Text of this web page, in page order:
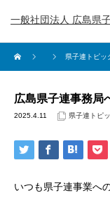
一般社団法人 広島県
県子連トピッ
広島県子連事務局
2025.4.11 県子連トピ
いつも県子連事業へ